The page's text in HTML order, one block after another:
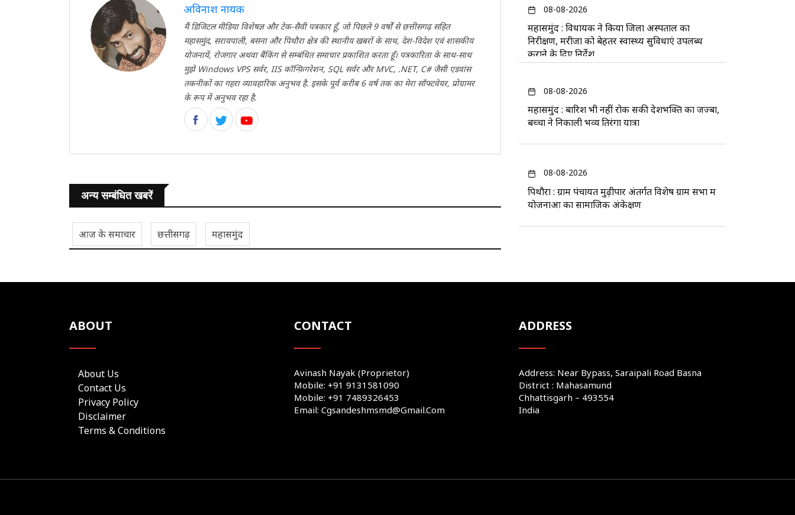
अविनाश नायक
मैं डिजिटल मीडिया विशेषज्ञ और टेक-सैवी पत्रकार हूँ, जो पिछले 9 वर्षों से छत्तीसगढ़ सहित
महासमुंद, सरायपाली, बसना और पिथौरा क्षेत्र की स्थानीय खबरों के साथ, देश-विदेश एवं शासकीय
योजनायें, रोजगार अथवा बैंकिंग से सम्बंधित समाचार प्रकाशित करता हूँ। पत्रकारिता के साथ-साथ
मुझे Windows VPS सर्वर, IIS कॉन्फ़िगरेशन, SQL सर्वर और MVC, .NET, C# जैसी एडवांस
तकनीकों का गहरा व्यावहारिक अनुभव है. इसके पूर्व करीब 6 वर्ष तक का मेरा सॉफ्टवेयर, प्रोग्रामर
के रूप में अनुभव रहा है.
अन्य सम्बंधित खबरें
आज के समाचार छत्तीसगढ़ महासमुंद
08-08-2026
महासमुंद : विधायक ने किया जिला अस्पताल का
निरीक्षण, मरीजों को बेहतर स्वास्थ्य सुविधाएं उपलब्ध
कराने के दिए निर्देश
08-08-2026
महासमुंद : बारिश भी नहीं रोक सकी देशभक्ति का जज्बा,
बच्चों ने निकाली भव्य तिरंगा यात्रा
08-08-2026
पिथौरा : ग्राम पंचायत मुढ़ीपार अंतर्गत विशेष ग्राम सभा में
योजनाओं का सामाजिक अंकेक्षण
ABOUT
About Us
Contact Us
Privacy Policy
Disclaimer
Terms & Conditions
CONTACT
Avinash Nayak (Proprietor)
Mobile: +91 9131581090
Mobile: +91 7489326453
Email: Cgsandeshmsmd@gmail.com
ADDRESS
Address: Near Bypass, Saraipali Road Basna
District : Mahasamund
Chhattisgarh – 493554
India